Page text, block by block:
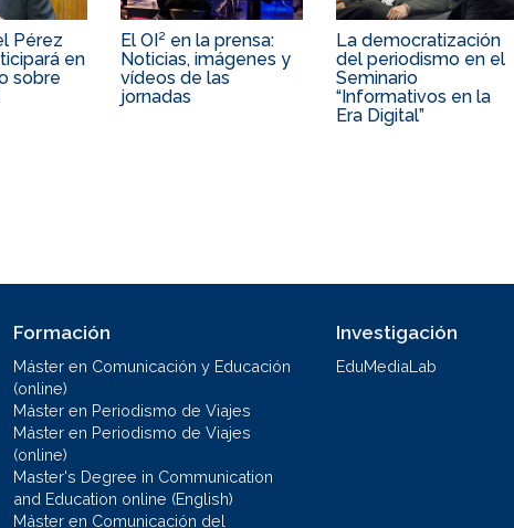
Pérez
en
sobre
El OI² en la prensa:
Noticias, imágenes y
vídeos de las
jornadas
La democratización
del periodismo en el
Seminario
“Informativos en la
Era Digital”
Formación
Máster en Comunicación y Educación
(online)
Máster en Periodismo de Viajes
Máster en Periodismo de Viajes
(online)
Master's Degree in Communication
and Education online (English)
Máster en Comunicación del
Investigación
EduMediaLab